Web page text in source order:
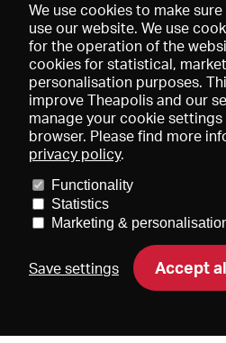
Données médiatiques
Conditions générales de vente
Contact
Aide
We use cookies to make
use our website. We use
for the operation of the
cookies for statistical,
personalisation purposes.
improve Theapolis and our
manage your cookie
browser. Please find more
privacy policy.
Functionality
Statistics
Marketing &
Save settings Accept